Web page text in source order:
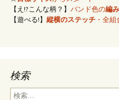
【え!?こんな柄？】 バンド色の編
【遊べる!】 縦横のステッチ ・全
検索
検